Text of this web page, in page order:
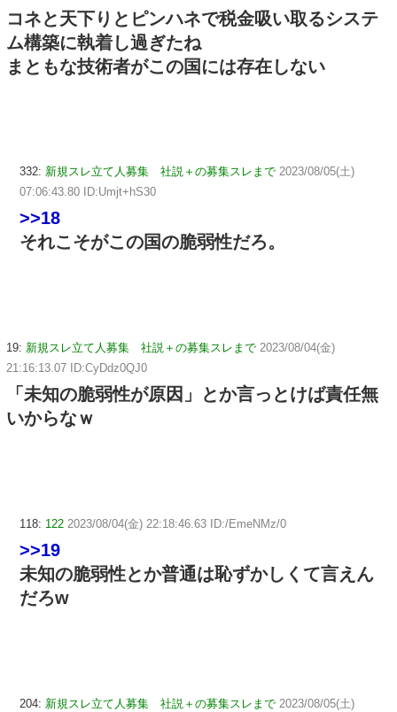
コネと天下りとピンハネで税金吸い取るシステ
ム構築に執着し過ぎたね
まともな技術者がこの国には存在しない
332: 新規スレ立て人募集 社説＋の募集スレまで 2023/08/05(土)
07:06:43.80 ID:Umjt+hS30
>>18
それこそがこの国の脆弱性だろ。
19: 新規スレ立て人募集 社説＋の募集スレまで 2023/08/04(金)
21:16:13.07 ID:CyDdz0QJ0
「未知の脆弱性が原因」とか言っとけば責任無
いからなｗ
118: 122 2023/08/04(金) 22:18:46.63 ID:/EmeNMz/0
>>19
未知の脆弱性とか普通は恥ずかしくて言えん
だろw
204: 新規スレ立て人募集 社説＋の募集スレまで 2023/08/05(土)